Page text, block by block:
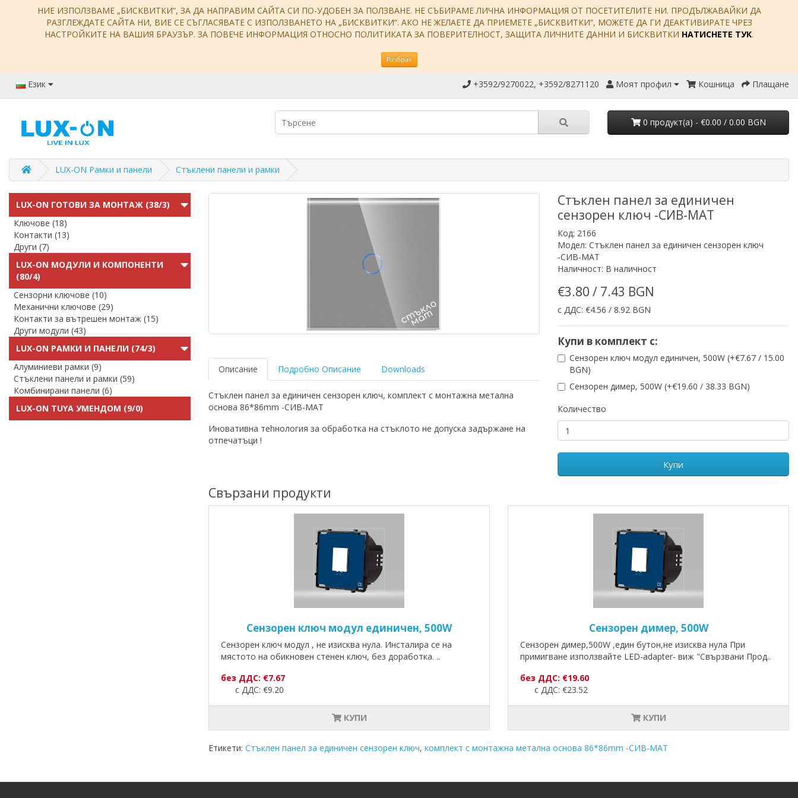
НИЕ ИЗПОЛЗВАМЕ „БИСКВИТКИ“, ЗА ДА НАПРАВИМ САЙТА СИ ПО-УДОБЕН ЗА ПОЛЗВАНЕ. НЕ СЪБИРАМЕ ЛИЧНА ИНФОРМАЦИЯ ОТ ПОСЕТИТЕЛИТЕ НИ. ПРОДЪЛЖАВАЙКИ ДА
РАЗГЛЕЖДАТЕ САЙТА НИ, ВИЕ СЕ СЪГЛАСЯВАТЕ С ИЗПОЛЗВАНЕТО НА „БИСКВИТКИ“. АКО НЕ ЖЕЛАЕТЕ ДА ПРИЕМЕТЕ „БИСКВИТКИ“, МОЖЕТЕ ДА ГИ ДЕАКТИВИРАТЕ ЧРЕЗ
НАСТРОЙКИТЕ НА ВАШИЯ БРАУЗЪР. ЗА ПОВЕЧЕ ИНФОРМАЦИЯ ОТНОСНО ПОЛИТИКАТА ЗА ПОВЕРИТЕЛНОСТ, ЗАЩИТА ЛИЧНИТЕ ДАННИ И БИСКВИТКИ НАТИСНЕТЕ ТУК.
Разбрах
Език +3592/9270022, +3592/8271120 Моят профил Кошница Плащане
0 продукт(a) - €0.00 / 0.00 BGN
LUX-ON Рамки и панели Стъклени панели и рамки
LUX-ON ГОТОВИ ЗА МОНТАЖ (38/3)
Ключове (18)
Контакти (13)
Други (7)
LUX-ON МОДУЛИ И КОМПОНЕНТИ
(80/4)
Сензорни ключове (10)
Механични ключове (29)
Контакти за вътрешен монтаж (15)
Други модули (43)
LUX-ON РАМКИ И ПАНЕЛИ (74/3)
Алуминиеви рамки (9)
Стъклени панели и рамки (59)
Комбинирани панели (6)
LUX-ON TUYA УМЕНДОМ (9/0)
Описание Подробно Описание Downloads
Стъклен панел за единичен сензорен ключ, комплект с монтажна метална
основа 86*86mm -СИВ-МАТ
Иновативна теhнология за обработка на стъклото не допуска задържане на
отпечатъци !
Стъклен панел за единичен
сензорен ключ -СИВ-МАТ
Код: 2166
Модел: Стъклен панел за единичен сензорен ключ
-СИВ-МАТ
Наличност: В наличност
€3.80 / 7.43 BGN
с ДДС: €4.56 / 8.92 BGN
Купи в комплект с:
Сензорен ключ модул единичен, 500W (+€7.67 / 15.00
BGN)
Сензорен димер, 500W (+€19.60 / 38.33 BGN)
Количество
Купи
Свързани продукти
Сензорен ключ модул единичен, 500W
Сензорен ключ модул , не изисква нула. Инсталира се на
мястото на обикновен стенен ключ, без доработка. ..
без ДДС: €7.67
с ДДС: €9.20
КУПИ
Сензорен димер, 500W
Сензорен димер,500W ,един бутон,не изисква нула При
примигване използвайте LED-adapter- виж "Свързвани Прод..
без ДДС: €19.60
с ДДС: €23.52
КУПИ
Етикети: Стъклен панел за единичен сензорен ключ, комплект с монтажна метална основа 86*86mm -СИВ-МАТ